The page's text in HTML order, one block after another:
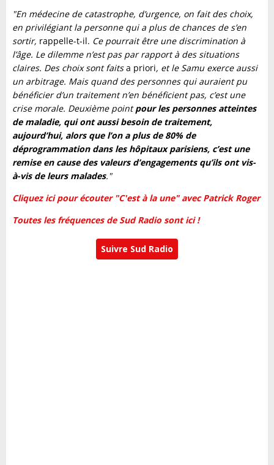
"En médecine de catastrophe, d’urgence, on fait des choix,
en privilégiant la personne qui a plus de chances de s’en
sortir, rappelle-t-il. Ce pourrait être une discrimination à
l’âge. Le dilemme n’est pas par rapport à des situations
claires. Des choix sont faitsa priori, et le Samu exerce aussi
un arbitrage. Mais quand des personnes qui auraient pu
bénéficier d’un traitement n’en bénéficient pas, c’est une
crise morale. Deuxième pointpour les personnes atteintes
de maladie, qui ont aussi besoin de traitement,
aujourd’hui, alors que l’on a plus de 80% de
déprogrammation dans les hôpitaux parisiens, c’est une
remise en cause des valeurs d’engagements qu’ils ont vis-
à-vis de leurs malades."
Cliquez ici pour écouter "C'est à la une" avec Patrick Roger
Toutes les fréquences de Sud Radio sont ici !
Suivre Sud Radio